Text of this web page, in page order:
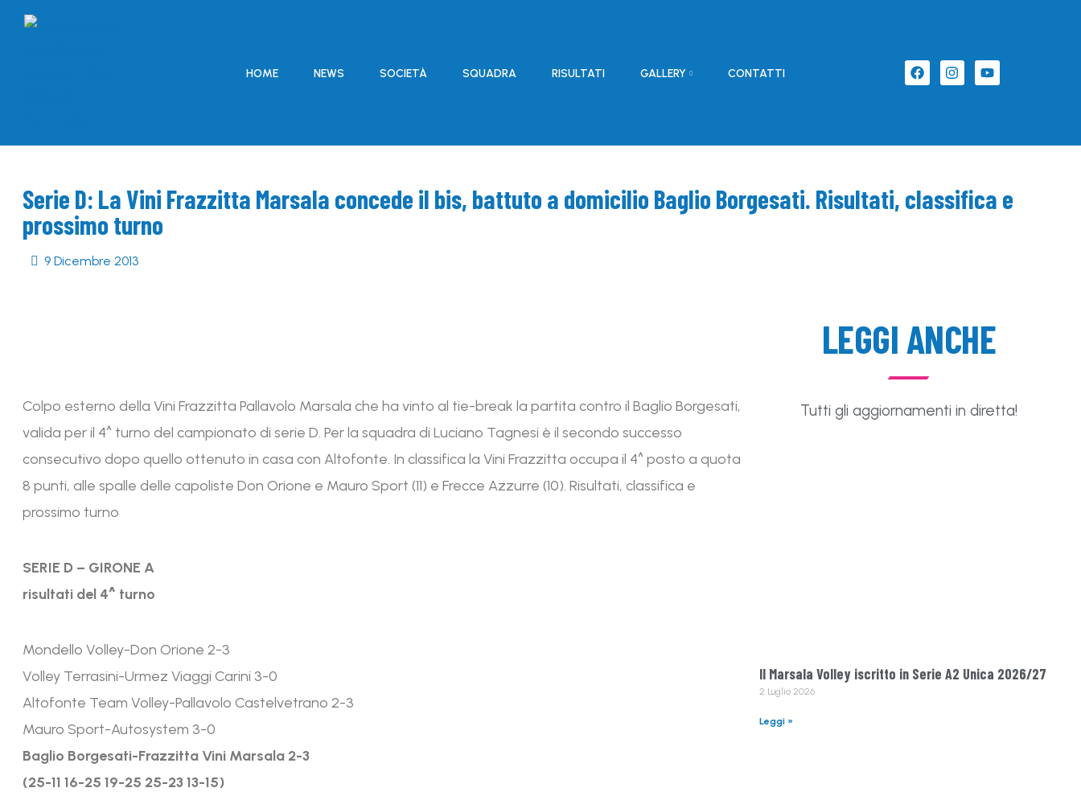
HOME NEWS SOCIETÀ SQUADRA RISULTATI GALLERY CONTATTI
Serie D: La Vini Frazzitta Marsala concede il bis, battuto a domicilio Baglio Borgesati. Risultati, classifica e
prossimo turno
9 Dicembre 2013
Colpo esterno della Vini Frazzitta Pallavolo Marsala che ha vinto al tie-break la partita contro il Baglio Borgesati,
valida per il 4^ turno del campionato di serie D. Per la squadra di Luciano Tagnesi è il secondo successo
consecutivo dopo quello ottenuto in casa con Altofonte. In classifica la Vini Frazzitta occupa il 4^ posto a quota
8 punti, alle spalle delle capoliste Don Orione e Mauro Sport (11) e Frecce Azzurre (10). Risultati, classifica e
prossimo turno
SERIE D – GIRONE A
risultati del 4^ turno
Mondello Volley-Don Orione 2-3
Volley Terrasini-Urmez Viaggi Carini 3-0
Altofonte Team Volley-Pallavolo Castelvetrano 2-3
Mauro Sport-Autosystem 3-0
Baglio Borgesati-Frazzitta Vini Marsala 2-3
(25-11 16-25 19-25 25-23 13-15)
LEGGI ANCHE
Tutti gli aggiornamenti in diretta!
Il Marsala Volley iscritto in Serie A2 Unica 2026/27
2 Luglio 2026
Leggi »